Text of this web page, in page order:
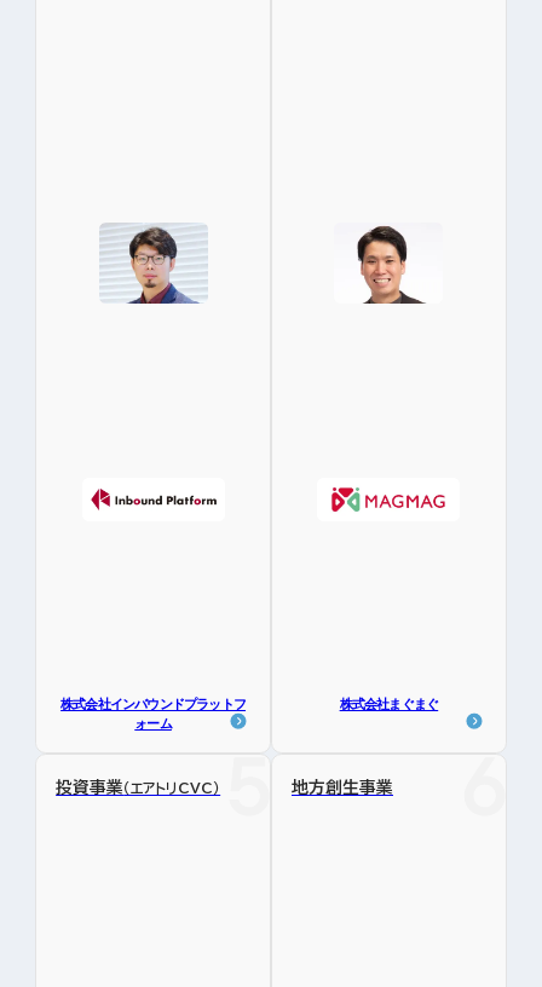
株式会社インバウンドプラットフ
ォーム
株式会社まぐまぐ
投資事業（エアトリCVC） 地方創生事業